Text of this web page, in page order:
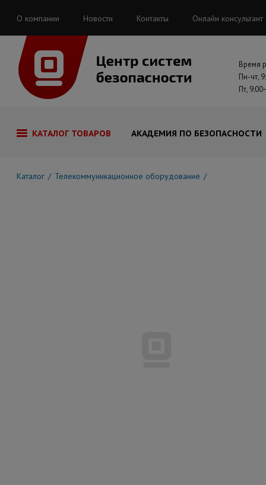
О компании Новости Контакты Онлайн консультант
Время
Пн-чт,
Пт,
КАТАЛОГ ТОВАРОВ АКАДЕМИЯ ПО БЕЗОПАСНОСТИ
Каталог Телекоммуникационное оборудование